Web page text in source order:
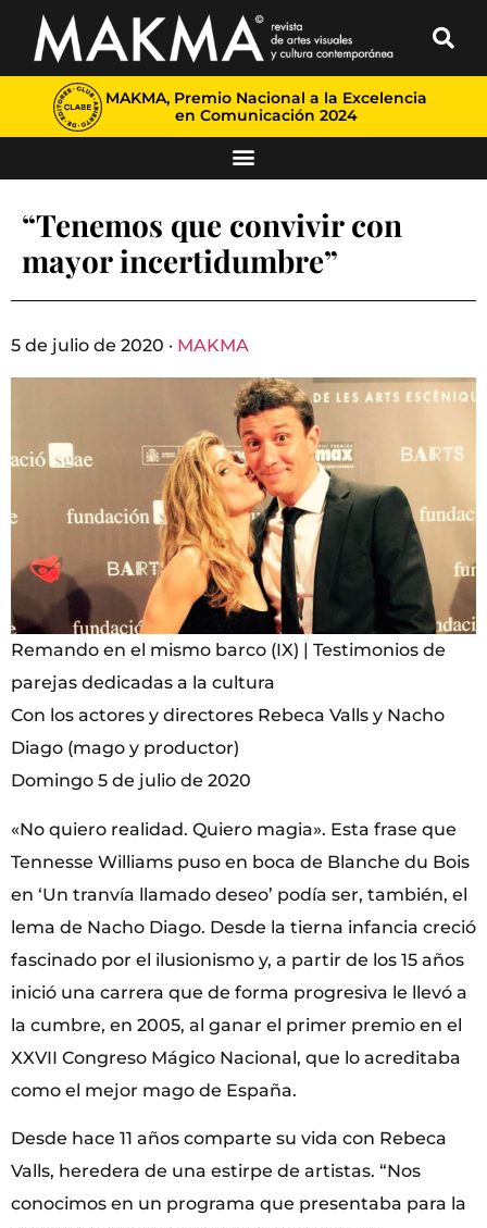
MAKMA, Premio Nacional a la Excelencia
en Comunicación 2024
“Tenemos que convivir con
mayor incertidumbre”
5 de julio de 2020 · MAKMA
Remando en el mismo barco (IX) | Testimonios de
parejas dedicadas a la cultura
Con los actores y directores Rebeca Valls y Nacho
Diago (mago y productor)
Domingo 5 de julio de 2020
«No quiero realidad. Quiero magia». Esta frase que
Tennesse Williams puso en boca de Blanche du Bois
en ‘Un tranvía llamado deseo’ podía ser, también, el
lema de Nacho Diago. Desde la tierna infancia creció
fascinado por el ilusionismo y, a partir de los 15 años
inició una carrera que de forma progresiva le llevó a
la cumbre, en 2005, al ganar el primer premio en el
XXVII Congreso Mágico Nacional, que lo acreditaba
como el mejor mago de España.
Desde hace 11 años comparte su vida con Rebeca
Valls, heredera de una estirpe de artistas. “Nos
conocimos en un programa que presentaba para la